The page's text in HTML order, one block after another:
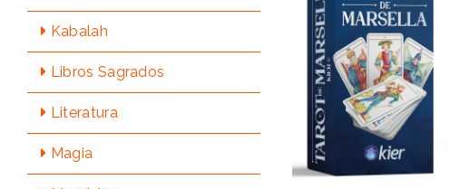
Kabalah
Libros Sagrados
Literatura
Magia